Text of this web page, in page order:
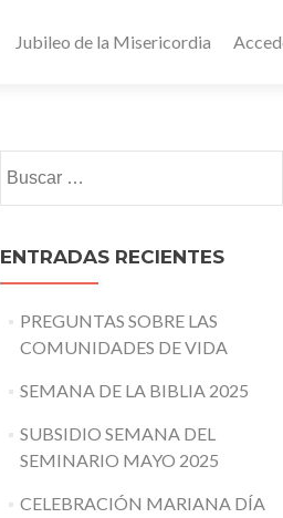
Jubileo de la Misericordia
ENTRADAS RECIENTES
PREGUNTAS SOBRE LAS
COMUNIDADES DE VIDA
SEMANA DE LA BIBLIA 2025
SUBSIDIO SEMANA DEL
SEMINARIO MAYO 2025
CELEBRACIÓN MARIANA DÍA